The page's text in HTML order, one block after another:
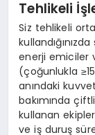
Tehlikeli
Siz tehlikeli
enerji emiciler
(çoğunlukla
anındaki
bakımında
kullanan
ve iş duruş